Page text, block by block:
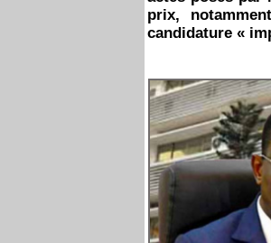
prix,
candidature «